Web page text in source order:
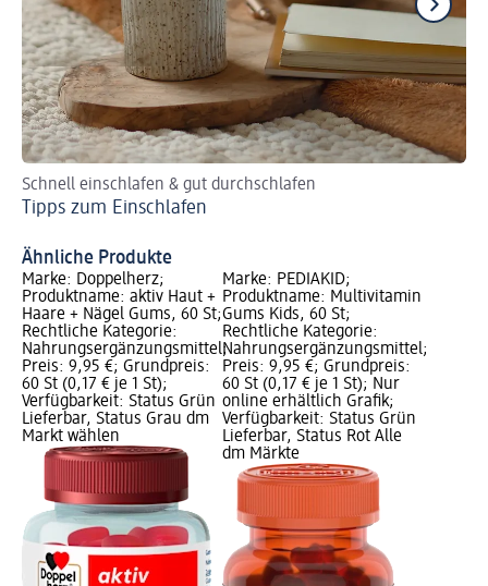
Schnell einschlafen & gut durchschlafen
Tipps zum Einschlafen
Ähnliche Produkte
Marke: Doppelherz;
Produktname: aktiv Haut +
Haare + Nägel Gums, 60 St;
Rechtliche Kategorie:
Nahrungsergänzungsmittel;
Preis: 9,95 €; Grundpreis:
60 St (0,17 € je 1 St);
Verfügbarkeit: Status Grün
Lieferbar, Status Grau dm
Markt wählen
Marke: PEDIAKID;
Produktname: Multivitamin
Gums Kids, 60 St;
Rechtliche Kategorie:
Nahrungsergänzungsmittel;
Preis: 9,95 €; Grundpreis:
60 St (0,17 € je 1 St); Nur
online erhältlich Grafik;
Verfügbarkeit: Status Grün
Lieferbar, Status Rot Alle
dm Märkte